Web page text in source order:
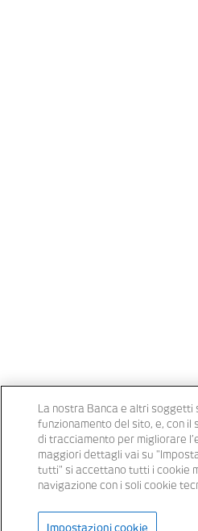
La nostra Banca e altri
funzionamento del sito, e, con
di tracciamento per migliorare
maggiori dettagli vai su
tutti" si accettano tutti i cookie
navigazione con i soli cookie
Impostazioni cookie